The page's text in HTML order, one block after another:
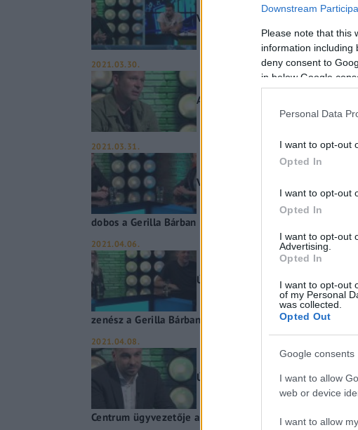
Downstream
Please note that this
information including
deny consent to
in below Google
Personal Data
I want to opt-out
Opted In
I want to opt-out
Opted In
I want to opt-out
Advertising.
Opted In
I want to opt-out
of my Personal
was collected.
Opted Out
Google consents
I want to allow
web or device
I want to allow
Vendégünk volt a 4S Street – Alin
2021.03.30.
Az Ocho Macho ismét nagyot
2021.03.31.
Vendégünk volt a Chain Bridge
dobos a Gerilla Bárban
2021.04.06.
Új klippel jelentkezett a
zenész a Gerilla Bárban
2021.04.08.
Újabb mérföldkő a magyar borok
Centrum ügyvezetője a Gerilla Bárban